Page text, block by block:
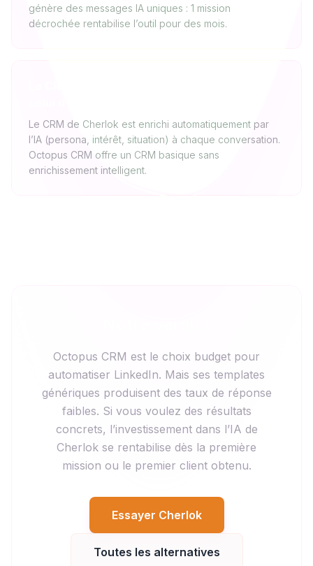
génère des messages IA uniques : 1 mission
décrochée rentabilise l’outil pour des mois.
Le CRM de Cherlok est enrichi automatiquement par
l’IA (persona, intérêt, situation) à chaque conversation.
Octopus CRM offre un CRM basique sans
enrichissement intelligent.
Octopus CRM est le choix budget pour
automatiser LinkedIn. Mais ses templates
génériques produisent des taux de réponse
faibles. Si vous voulez des résultats
concrets, l’investissement dans l’IA de
Cherlok se rentabilise dès la première
mission ou le premier client obtenu.
Essayer Cherlok
Toutes les alternatives